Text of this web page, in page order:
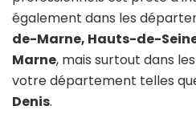
également dans les
de-Marne, Hauts-de-
Marne, mais surtout dans
votre département telles
Denis.